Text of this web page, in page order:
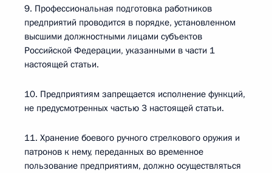
9. Профессиональная подготовка работников
предприятий проводится в порядке, установленном
высшими должностными лицами субъектов
Российской Федерации, указанными в части 1
настоящей статьи.
10. Предприятиям запрещается исполнение функций,
не предусмотренных частью 3 настоящей статьи.
11. Хранение боевого ручного стрелкового оружия и
патронов к нему, переданных во временное
пользование предприятиям, должно осуществляться